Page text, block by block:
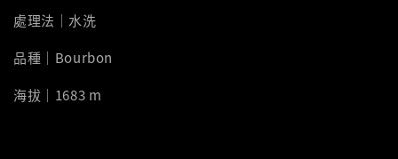
處理法｜水洗
品種｜Bourbon
海拔｜1683 m